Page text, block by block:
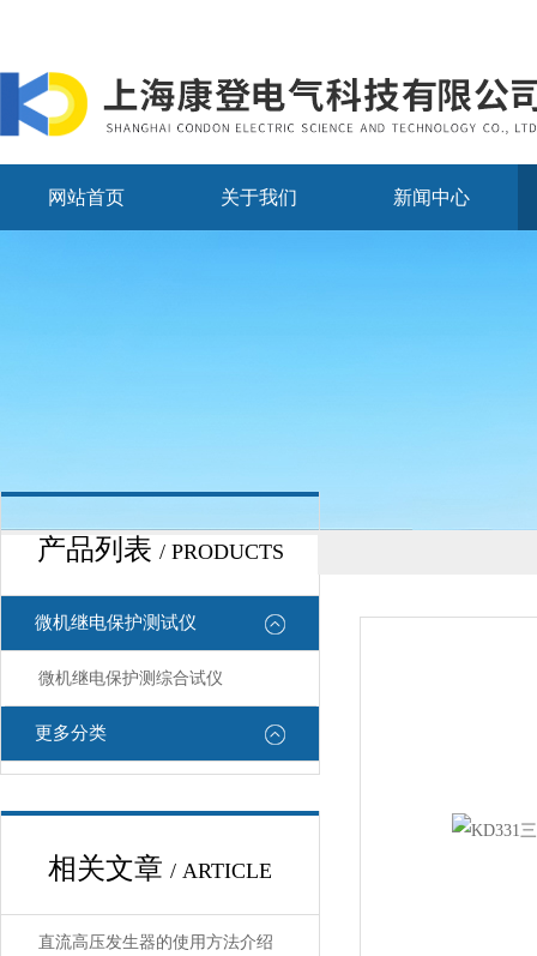
网站首页 关于我们 新闻中心
产品列表 / PRODUCTS
微机继电保护测试仪
微机继电保护测综合试仪
更多分类
相关文章 / ARTICLE
直流高压发生器的使用方法介绍